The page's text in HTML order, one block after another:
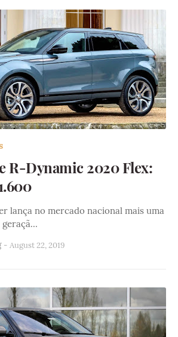
R-Dynamic 2020 Flex:
lança no mercado nacional mais uma
geraçã…
- August 22, 2019